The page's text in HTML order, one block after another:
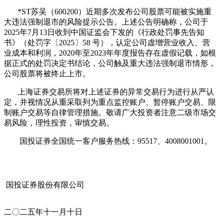
*ST苏吴（600200）近期多次发布公司股票可能被实施重
大违法强制退市的风险提示公告。上述公告明确称，公司于
2025年7月13日收到中国证监会下发的《行政处罚事先告知
书》（处罚字〔2025〕58 号），认定公司虚增营业收入、营
业成本和利润，2020年至2023年年度报告存在虚假记载，如根
据正式的处罚决定书结论，公司触及重大违法强制退市情形，
公司股票将被终止上市。
上海证券交易所将对上述证券的异常交易行为进行从严认
定，并视情况从重采取列为重点监控账户、暂停账户交易、限
制账户交易等自律管理措施。敬请广大投资者注意二级市场交
易风险，理性投资，审慎交易。
国投证券全国统一客户服务热线：95517、4008001001。
国投证券股份有限公司
二〇二五年十一月十日